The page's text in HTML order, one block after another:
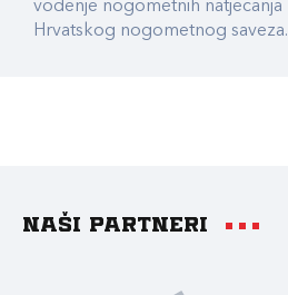
vođenje nogometnih natjecanja
Hrvatskog nogometnog saveza.
Naši partneri